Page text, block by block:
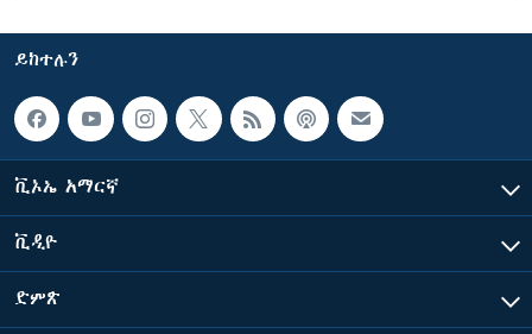
ይከተሉን
ቪኦኤ አማርኛ
ቪዲዮ
ድምጽ